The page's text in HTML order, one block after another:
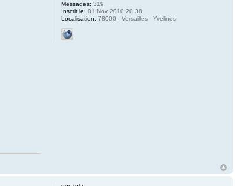
Messages: 319
Inscrit le: 01 Nov 2010 20:38
Localisation: 78000 - Versailles - Yvelines